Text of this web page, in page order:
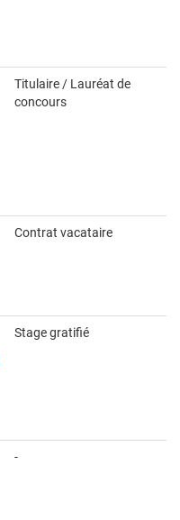
Titulaire / Lauréat de
concours
Contrat vacataire
Stage gratifié
-